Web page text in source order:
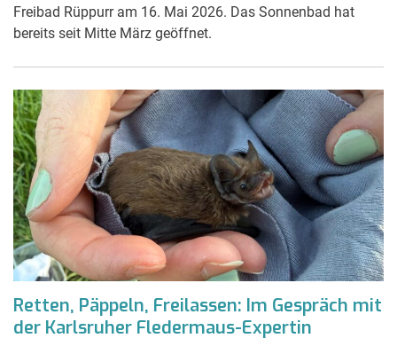
Freibad Rüppurr am 16. Mai 2026. Das Sonnenbad hat
bereits seit Mitte März geöffnet.
Retten, Päppeln, Freilassen: Im Gespräch mit
der Karlsruher Fledermaus-Expertin